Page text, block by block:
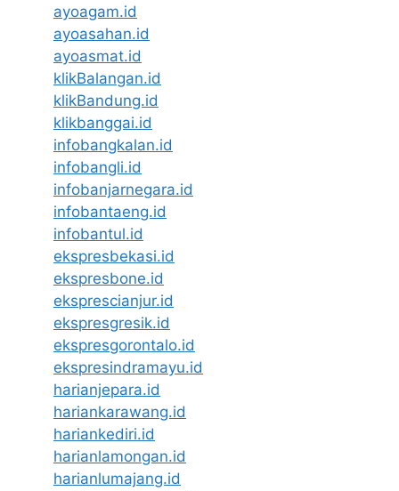
ayoagam.id
ayoasahan.id
ayoasmat.id
klikBalangan.id
klikBandung.id
klikbanggai.id
infobangkalan.id
infobangli.id
infobanjarnegara.id
infobantaeng.id
infobantul.id
ekspresbekasi.id
ekspresbone.id
eksprescianjur.id
ekspresgresik.id
ekspresgorontalo.id
ekspresindramayu.id
harianjepara.id
hariankarawang.id
hariankediri.id
harianlamongan.id
harianlumajang.id